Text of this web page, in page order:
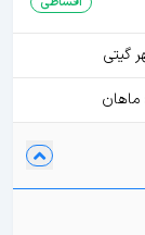
گیتی